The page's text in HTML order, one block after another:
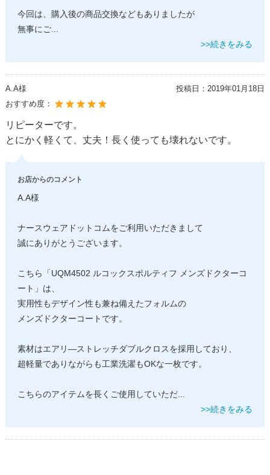
今回は、購入後の商品交換などもありましたが
無事にご...
>>続きをみる
A.A様 投稿日： 2019年01月18日
おすすめ度：
リピーターです。
とにかく軽くて、丈夫！長く使っても壊れないです。
お店からのコメント
A.A様
ナースウェアドットコムをご利用いただきまして
誠にありがとうございます。
こちら「UQM4502 ルコックスポルティフ メンズドクターコ
ート」は、
実用性もデザイン性も兼ね備えたフォルムの
メンズドクターコートです。
素材はエアリ―ストレッチダブルクロスを採用しており、
超軽量でありながらも工業洗濯もOKな一枚です。
こちらのアイテムを長くご使用していただ...
>>続きをみる